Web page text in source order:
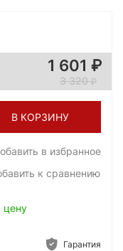
1 601
3 320
В КОРЗИНУ
в избранное
к сравнению
цену
Гарантия